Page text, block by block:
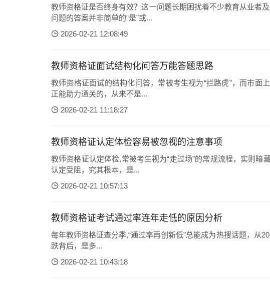
教师资格证是否终身有效？这一问题长期困扰着不少教育从业者
问题的答案并非简单的“是”或...
2026-02-21 12:08:49
教师资格证面试结构化问答万能答题思路
教师资格证面试的结构化问答，常被考生视为“拦路虎”，而市面
正能助力通关的，从来不是...
2026-02-21 11:18:27
教师资格证认定体检容易被忽视的注意事项
教师资格证认定体检,常被考生视为“走过场”的常规流程，实则暗
认定受阻，究其根本，是...
2026-02-21 10:57:13
教师资格证考试通过率连年走低的原因分析
每年教师资格证查分季,“通过率再创新低”总能成为热搜话题，从
跌背后，是多...
2026-02-21 10:43:18